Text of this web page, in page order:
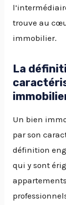
trouve au
immobilier.
La
Un bien
par son
définition
qui y sont